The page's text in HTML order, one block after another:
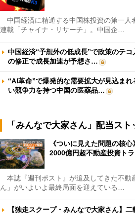
中国経済に精通する中国株投資の第一人
連載「チャイナ・リサーチ」。中国企…
中国経済“予想外の低成長”で政策のテ
の修正で成長加速が予想さ…
“AI革命”で爆発的な需要拡大が見込ま
い競争力を持つ中国の医薬品…
「みんなで大家さん」配当ス
《ついに見えた問題の核
2000億円超不動産投資ト
本誌『週刊ポスト』が追及してきた不動
ん」がいよいよ最終局面を迎えている…
【独走スクープ・みんなで大家さん】